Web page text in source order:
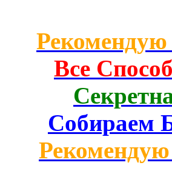
Все
Собираем